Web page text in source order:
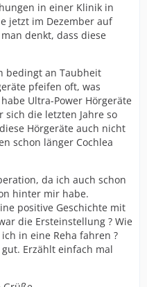
in einer Klinik in
jetzt im Dezember auf
denkt, dass diese
bedingt an Taubheit
pfeifen oft, was
Ultra-Power Hörgeräte
sich die letzten Jahre so
Hörgeräte auch nicht
schon länger Cochlea
da ich auch schon
hinter mir habe.
positive Geschichte mit
die Ersteinstellung ? Wie
in eine Reha fahren ?
Erzählt einfach mal